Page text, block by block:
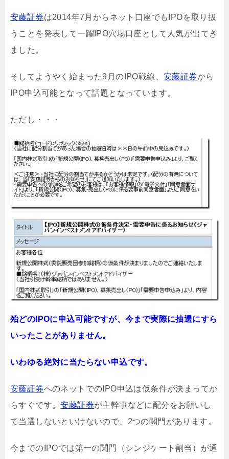
安藤証券は2014年7月からネット口座でもIPOを取り扱
うことを発表して一躍IPO穴場口座として人気が出てき
ました。
そしてようやく始まった9月のIPO戦線、 安藤証券から
IPO申込可能となって話題となっています。
ただし・・・
殆どのIPOに申込可能ですが、今まで実際に抽選にすら
いったことがありません。
いわゆる絶対に当たらない申込です。
安藤証券へのネットでのIPO申込は仮条件が決まってか
らすぐです。安藤証券が主幹事などに配分をお願いし
て当選しないといけないので、2つの関門があります。
今までのIPOでは第一の関門（シンジケート割当）が通